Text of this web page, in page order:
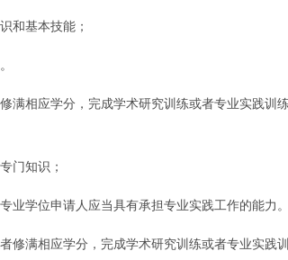
和基本技能；
应学分，完成学术研究训练或者专业实践训
门知识；
学位申请人应当具有承担专业实践工作的能力
相应学分，完成学术研究训练或者专业实践